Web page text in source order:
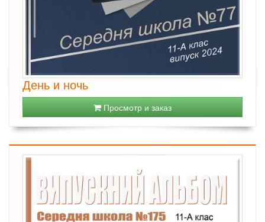
День и ночь
Просмотр и заказ